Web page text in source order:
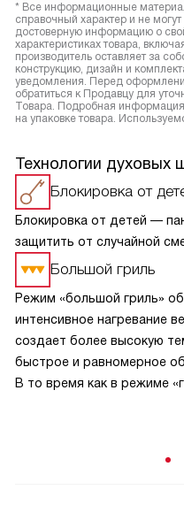
* Все информационные
справочный характер и не
достоверную информацию о
характеристиках товара,
производитель оставляет за
конструкцию, дизайн и
уведомления. Перед
обратиться к Продавцу для
Товара. Подробная информация
на упаковке товара.
Технологии духовых
Блокировка от
Блокировка от детей —
защитить от случайной
Большой гриль
Режим «большой гриль»
интенсивное нагревание
создает более высокую
быстрое и равномерное
В то время как в режиме